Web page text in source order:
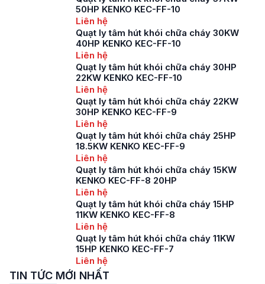
50HP KENKO KEC-FF-10
Liên hệ
Quạt ly tâm hút khói chữa cháy 30KW
40HP KENKO KEC-FF-10
Liên hệ
Quạt ly tâm hút khói chữa cháy 30HP
22KW KENKO KEC-FF-10
Liên hệ
Quạt ly tâm hút khói chữa cháy 22KW
30HP KENKO KEC-FF-9
Liên hệ
Quạt ly tâm hút khói chữa cháy 25HP
18.5KW KENKO KEC-FF-9
Liên hệ
Quạt ly tâm hút khói chữa cháy 15KW
KENKO KEC-FF-8 20HP
Liên hệ
Quạt ly tâm hút khói chữa cháy 15HP
11KW KENKO KEC-FF-8
Liên hệ
Quạt ly tâm hút khói chữa cháy 11KW
15HP KENKO KEC-FF-7
Liên hệ
TIN TỨC MỚI NHẤT